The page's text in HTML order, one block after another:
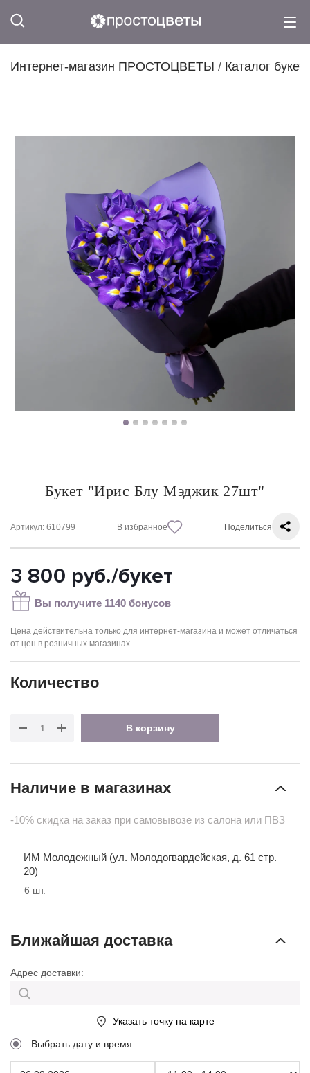
Интернет-магазин ПРОСТОЦВЕТЫ / Каталог
Букет "Ирис Блу Мэджик 27шт"
Артикул: 610799 В избранное Поделиться
3 800 руб./букет
Вы получите 1140 бонусов
Цена действительна только для интернет-магазина и может отличаться
от цен в розничных магазинах
Количество
В корзину
Наличие в магазинах
-10% скидка на заказ при самовывозе из салона или ПВЗ
ИМ Молодежный (ул. Молодогвардейская, д. 61 стр.
20)
6 шт.
Ближайшая доставка
Адрес доставки:
Указать точку на карте
Выбрать дату и время